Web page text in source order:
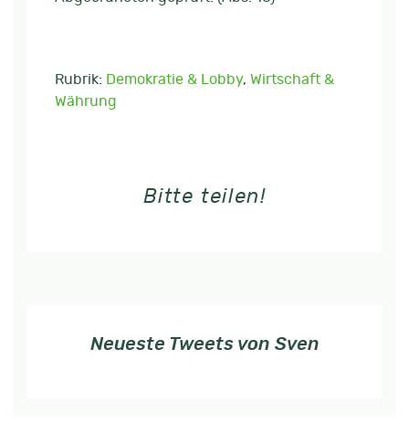
Rubrik: Demokratie & Lobby, Wirtschaft &
Währung
Bitte teilen!
Neueste Tweets von Sven